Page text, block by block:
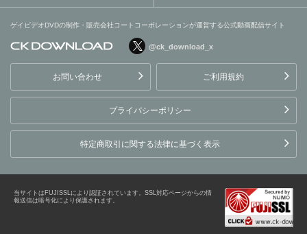
ゲイビデオDVDの制作・販売会社コートコーポレーションが運営する公式動画配信サイト
ョンが運営する公式動画配
信サイト
@ck_download_x
お問い合わせ ご利用規約
プライバシーポリシー
特定商取引に関する法律に基づく表示
当サイトはFUJISSLにより認証されています。SSL対応ページからの情
報送信は暗号化により保護されます。